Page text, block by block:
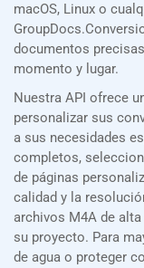
macOS, Linux o
documentos
momento y lugar.
Nuestra API ofrece
personalizar sus
a sus necesidades
completos,
de páginas
calidad y la
archivos M4A de
su proyecto. Para
de agua o proteger